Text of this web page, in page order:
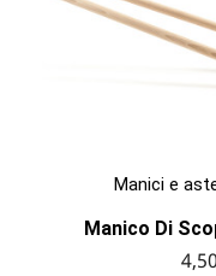
Manici e
Manico Di
